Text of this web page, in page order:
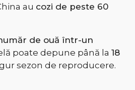
au cozi de peste 60
de ouă într-un
poate depune până la 18
sezon de reproducere.